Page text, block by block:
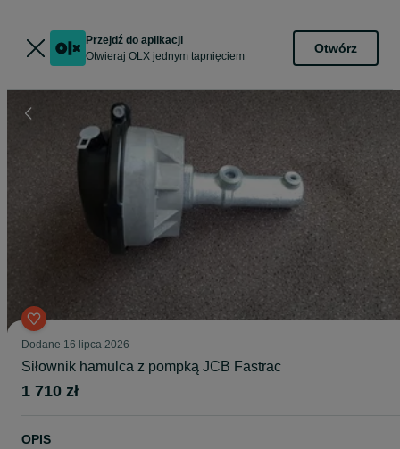
Przejdź do aplikacji
Otwieraj OLX jednym tapnięciem
Otwórz
Dodane 16 lipca 2026
Siłownik hamulca z pompką JCB Fastrac
1 710 zł
OPIS